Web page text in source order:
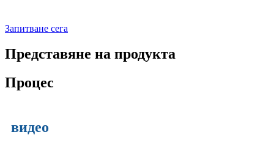
Запитване сега
Представяне на продукта
Процес
видео